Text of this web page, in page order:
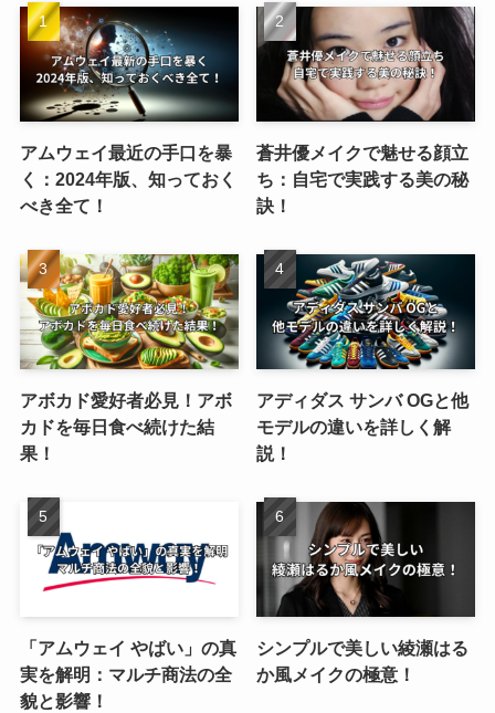
アムウェイ最近の手口を暴
く：2024年版、知っておく
べき全て！
蒼井優メイクで魅せる顔立
ち：自宅で実践する美の秘
訣！
アボカド愛好者必見！アボ
カドを毎日食べ続けた結
果！
アディダス サンバ OGと他
モデルの違いを詳しく解
説！
「アムウェイ やばい」の真
実を解明：マルチ商法の全
貌と影響！
シンプルで美しい綾瀬はる
か風メイクの極意！